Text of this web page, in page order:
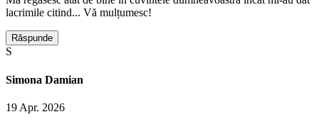
lacrimile citind... Vă mulțumesc!
Răspunde
S
Simona Damian
19 Apr. 2026